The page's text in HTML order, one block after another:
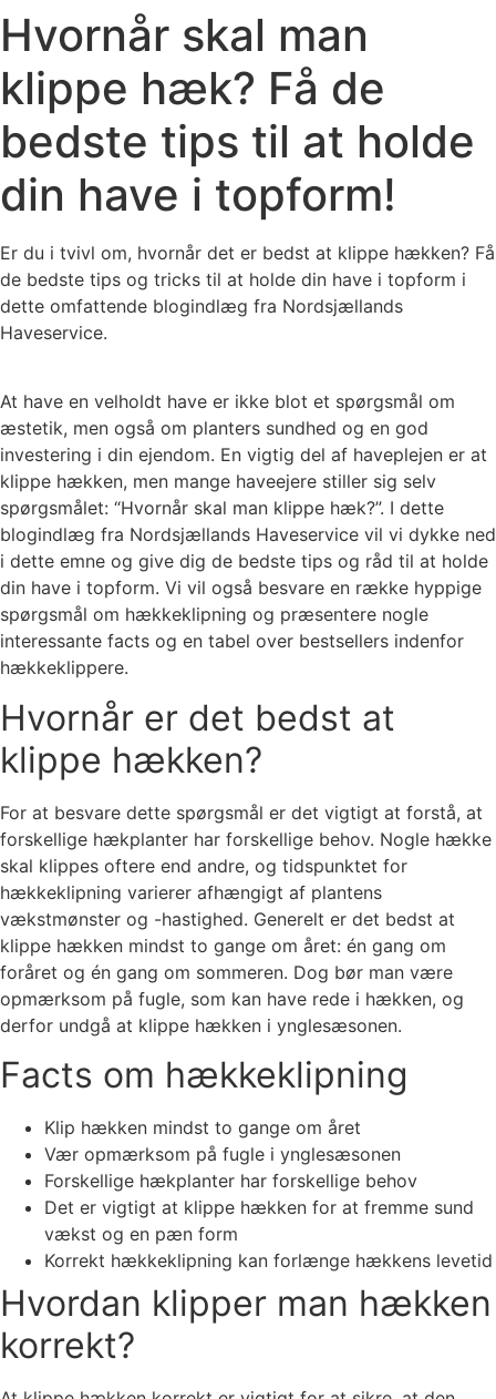
Hvornår skal man
klippe hæk? Få de
bedste tips til at holde
din have i topform!
Er du i tvivl om, hvornår det er bedst at klippe hækken? Få
de bedste tips og tricks til at holde din have i topform i
dette omfattende blogindlæg fra Nordsjællands
Haveservice.
At have en velholdt have er ikke blot et spørgsmål om
æstetik, men også om planters sundhed og en god
investering i din ejendom. En vigtig del af haveplejen er at
klippe hækken, men mange haveejere stiller sig selv
spørgsmålet: “Hvornår skal man klippe hæk?”. I dette
blogindlæg fra Nordsjællands Haveservice vil vi dykke ned
i dette emne og give dig de bedste tips og råd til at holde
din have i topform. Vi vil også besvare en række hyppige
spørgsmål om hækkeklipning og præsentere nogle
interessante facts og en tabel over bestsellers indenfor
hækkeklippere.
Hvornår er det bedst at
klippe hækken?
For at besvare dette spørgsmål er det vigtigt at forstå, at
forskellige hækplanter har forskellige behov. Nogle hække
skal klippes oftere end andre, og tidspunktet for
hækkeklipning varierer afhængigt af plantens
vækstmønster og -hastighed. Generelt er det bedst at
klippe hækken mindst to gange om året: én gang om
foråret og én gang om sommeren. Dog bør man være
opmærksom på fugle, som kan have rede i hækken, og
derfor undgå at klippe hækken i ynglesæsonen.
Facts om hækkeklipning
Klip hækken mindst to gange om året
Vær opmærksom på fugle i ynglesæsonen
Forskellige hækplanter har forskellige behov
Det er vigtigt at klippe hækken for at fremme sund
vækst og en pæn form
Korrekt hækkeklipning kan forlænge hækkens levetid
Hvordan klipper man hækken
korrekt?